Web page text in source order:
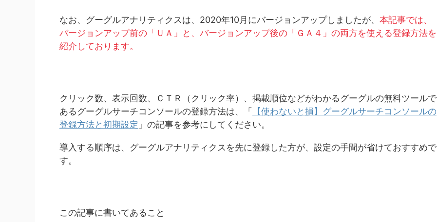
なお、グーグルアナリティクスは、2020年10月にバージョンアップしましたが、 本記事では、
バージョンアップ前の「ＵＡ」と、バージョンアップ後の「ＧＡ４」の両方を使える登録方法を
紹介しております。
クリック数、表示回数、ＣＴＲ（クリック率）、掲載順位などがわかるグーグルの無料ツールで
あるグーグルサーチコンソールの登録方法は、「
【使わないと損】グーグルサーチコンソールの
登録方法と初期設定 」の記事を参考にしてください。
導入する順序は、グーグルアナリティクスを先に登録した方が、設定の手間が省けておすすめで
す。
この記事に書いてあること